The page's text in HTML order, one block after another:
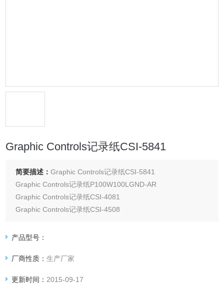
Graphic Controls记录纸CSI-5841
简要描述：Graphic Controls记录纸CSI-5841
Graphic Controls记录纸P100W100LGND-AR
Graphic Controls记录纸CSI-4081
Graphic Controls记录纸CSI-4508
Graphic Controls记录纸CC-2546
产品型号：
厂商性质：生产厂家
更新时间： 2015-09-17